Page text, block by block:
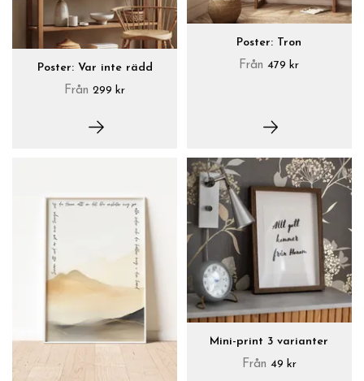
Poster: Var inte rädd
Från 299 kr
Poster: Tron
Från 479 kr
Mini-print 3 varianter
Från 49 kr